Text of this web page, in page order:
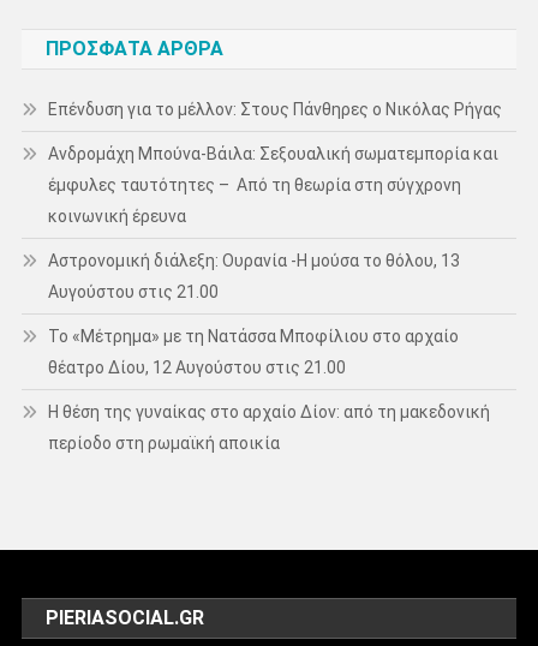
ΠΡΌΣΦΑΤΑ ΆΡΘΡΑ
Επένδυση για το μέλλον: Στους Πάνθηρες ο Νικόλας Ρήγας
Ανδρομάχη Μπούνα-Βάιλα: Σεξουαλική σωματεμπορία και
έμφυλες ταυτότητες – Από τη θεωρία στη σύγχρονη
κοινωνική έρευνα
Αστρονομική διάλεξη: Ουρανία -Η μούσα το θόλου, 13
Αυγούστου στις 21.00
Το «Μέτρημα» με τη Νατάσσα Μποφίλιου στο αρχαίο
θέατρο Δίου, 12 Αυγούστου στις 21.00
Η θέση της γυναίκας στο αρχαίο Δίον: από τη μακεδονική
περίοδο στη ρωμαϊκή αποικία
PIERIASOCIAL.GR